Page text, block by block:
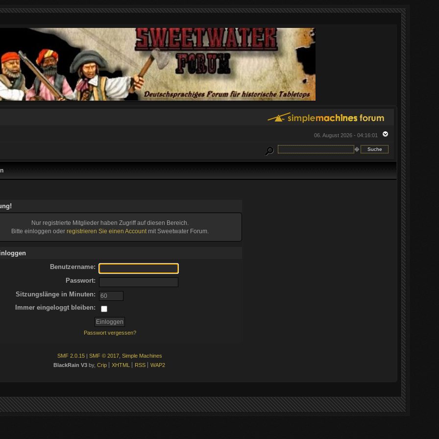
06. August 2026 - 04:16:01
�
Nur registrierte Mitglieder haben Zugriff auf diesen Bereich.
Bitte einloggen oder registrieren Sie einen Accountmit Sweetwater Forum.
Benutzername:
Passwort:
Sitzungslänge in Minuten:
Immer eingeloggt bleiben:
Passwort vergessen?
SMF 2.0.15 | SMF © 2017 Simple Machines
BlackRain V3 by, Crip XHTML RSS WAP2